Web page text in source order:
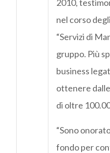
2010,
nel corso
“Servizi di
gruppo. Più
business
ottenere
di oltre
“Sono
fondo per